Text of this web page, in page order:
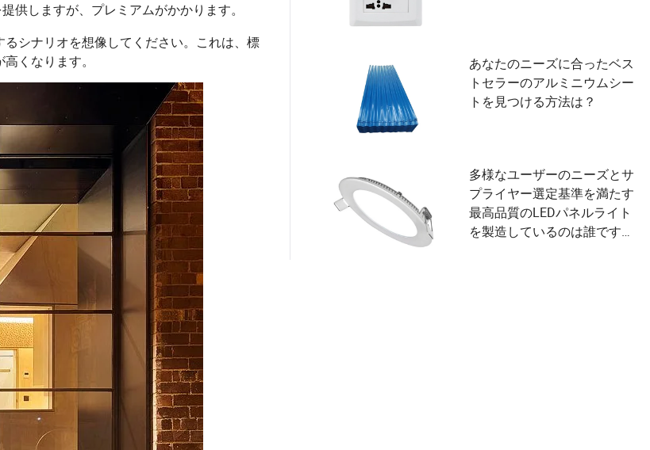
供しますが、プレミアムがかかります。
シナリオを想像してください。これは、標
くなります。
あなたのニーズに合ったベス
トセラーのアルミニウムシー
トを見つける方法は？
多様なユーザーのニーズとサ
プライヤー選定基準を満たす
最高品質のLEDパネルライト
を製造しているのは誰です